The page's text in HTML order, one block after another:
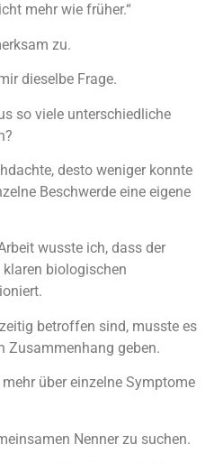
mehr wie früher.“
zu.
dieselbe Frage.
so viele unterschiedliche
desto weniger konnte
Beschwerde eine eigene
wusste ich, dass der
biologischen
betroffen sind, musste es
Zusammenhang geben.
über einzelne Symptome
Nenner zu suchen.